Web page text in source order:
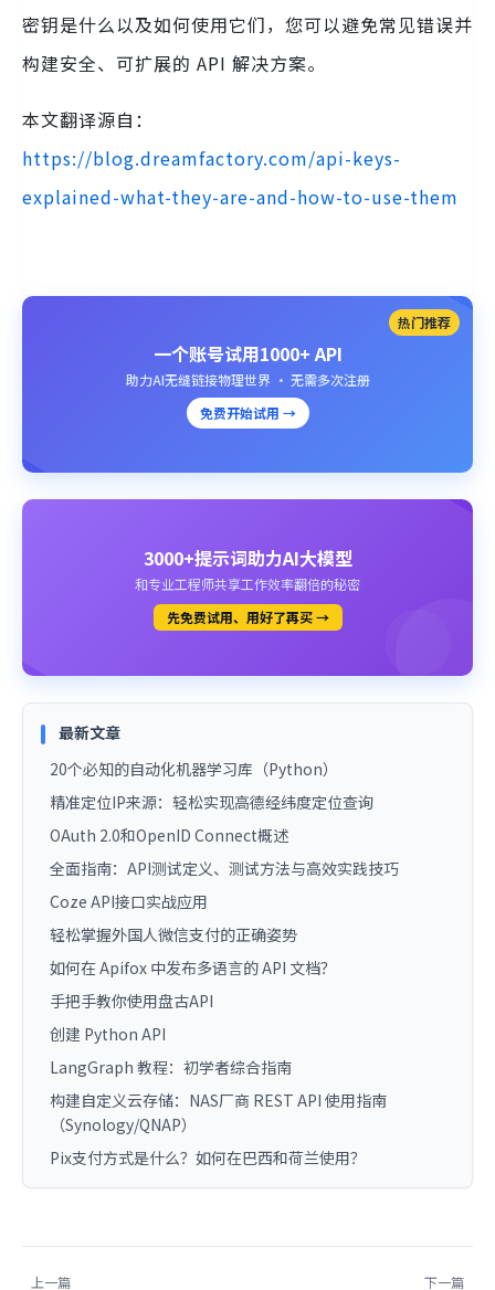
密钥是什么以及如何使用它们，您可以避免常见错误并
构建安全、可扩展的 API 解决方案。
本文翻译源自：
https://blog.dreamfactory.com/api-keys-
explained-what-they-are-and-how-to-use-them
热门推荐
一个账号试用1000+ API
助力AI无缝链接物理世界 · 无需多次注册
免费开始试用 →
3000+提示词助力AI大模型
和专业工程师共享工作效率翻倍的秘密
先免费试用、用好了再买 →
最新文章
20个必知的自动化机器学习库（Python）
精准定位IP来源：轻松实现高德经纬度定位查询
OAuth 2.0和OpenID Connect概述
全面指南：API测试定义、测试方法与高效实践技巧
Coze API接口实战应用
轻松掌握外国人微信支付的正确姿势
如何在 Apifox 中发布多语言的 API 文档？
手把手教你使用盘古API
创建 Python API
LangGraph 教程：初学者综合指南
构建自定义云存储：NAS厂商 REST API 使用指南
（Synology/QNAP）
Pix支付方式是什么？如何在巴西和荷兰使用？
上一篇 下一篇